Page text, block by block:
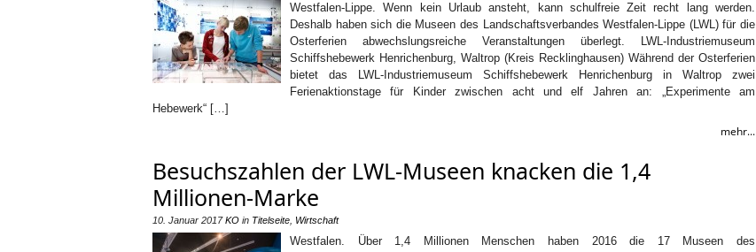
Westfalen-Lippe. Wenn kein Urlaub ansteht, kann schulfreie Zeit recht lang werden.
Deshalb haben sich die Museen des Landschaftsverbandes Westfalen-Lippe (LWL) für die
Osterferien abwechslungsreiche Veranstaltungen überlegt. LWL-Industriemuseum
Schiffshebewerk Henrichenburg, Waltrop (Kreis Recklinghausen) Während der Osterferien
bietet das LWL-Industriemuseum Schiffshebewerk Henrichenburg in Waltrop zwei
Ferienaktionstage für Kinder zwischen acht und elf Jahren an: „Experimente am
Hebewerk“ […]
mehr...
Besuchszahlen der LWL-Museen knacken die 1,4
Millionen-Marke
10. Januar 2017 KO in Titelseite Wirtschaft
Westfalen. Über 1,4 Millionen Menschen haben 2016 die 17 Museen des